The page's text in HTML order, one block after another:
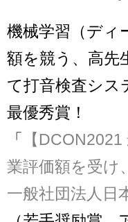
機械学習（ディ
額を競う、高先
て打音検査シス
最優秀賞！
「 【
業評価額を受け
一般社団法人日